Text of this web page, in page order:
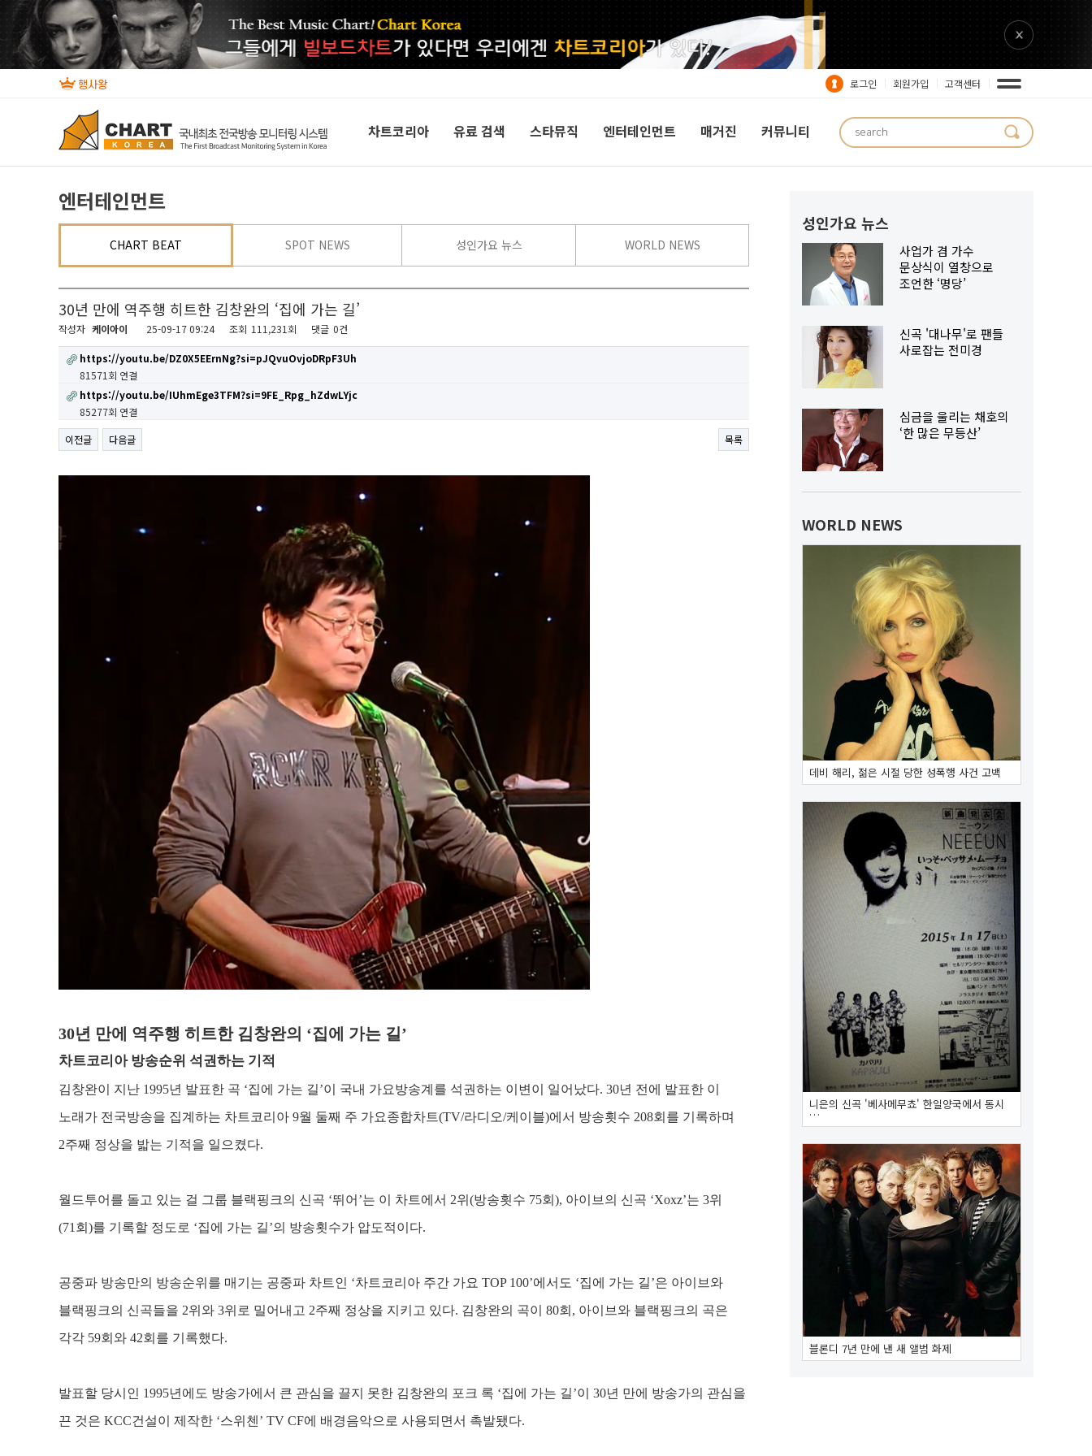
로그인 회원가입 고객센터
차트코리아 유료 검색 스타뮤직 엔터테인먼트 매거진 커뮤니티
엔터테인먼트
CHART BEAT SPOT NEWS 성인가요 뉴스 WORLD NEWS
30년 만에 역주행 히트한 김창완의 ‘집에 가는 길’
작성자 케이아이 25-09-17 09:24 조회 111,231회 댓글 0건
https://youtu.be/DZ0X5EErnNg?si=pJQvuOvjoDRpF3Uh
81571회 연결
https://youtu.be/IUhmEge3TFM?si=9FE_Rpg_hZdwLYjc
85277회 연결
이전글
다음글 목록
30년 만에 역주행 히트한 김창완의 ‘집에 가는 길’
차트코리아 방송순위 석권하는 기적
김창완이 지난 1995년 발표한 곡 ‘집에 가는 길’이 국내 가요방송계를 석권하는 이변이 일어났다. 30년 전에 발표한 이
노래가 전국방송을 집계하는 차트코리아 9월 둘째 주 가요종합차트(TV/라디오/케이블)에서 방송횟수 208회를 기록하며
2주째 정상을 밟는 기적을 일으켰다.
월드투어를 돌고 있는 걸 그룹 블랙핑크의 신곡 ‘뛰어 ’는 이 차트에서 2위 (방송횟수 75회 ), 아이브의 신곡 ‘Xoxz’는 3위
(71회 )를 기록할 정도로 ‘집에 가는 길’의 방송횟수가 압도적이다.
공중파 방송만의 방송순위를 매기는 공중파 차트인 ‘차트코리아 주간 가요 TOP 100’에서도 ‘집에 가는 길’은 아이브와
블랙핑크의 신곡들을 2위와 3위로 밀어내고 2주째 정상을 지키고 있다. 김창완의 곡이 80회 , 아이브와 블랙핑크의 곡은
각각 59회와 42회를 기록했다.
발표할 당시인 1995년에도 방송가에서 큰 관심을 끌지 못한 김창완의 포크 록 ‘집에 가는 길’이 30년 만에 방송가의 관심을
끈 것은 KCC건설이 제작한 ‘스위첸’ TV CF에 배경음악으로 사용되면서 촉발됐다.
성인가요 뉴스
사업가 겸 가수
문상식이 열창으로
조언한 ‘명당’
신곡 '대나무'로 팬들
사로잡는 전미경
심금을 울리는 채호의
‘한 많은 무등산’
WORLD NEWS
데비 해리, 젊은 시절 당한 성폭행 사건 고백
니은의 신곡 '베사메무쵸' 한일양국에서 동시
…
블론디 7년 만에 낸 새 앨범 화제